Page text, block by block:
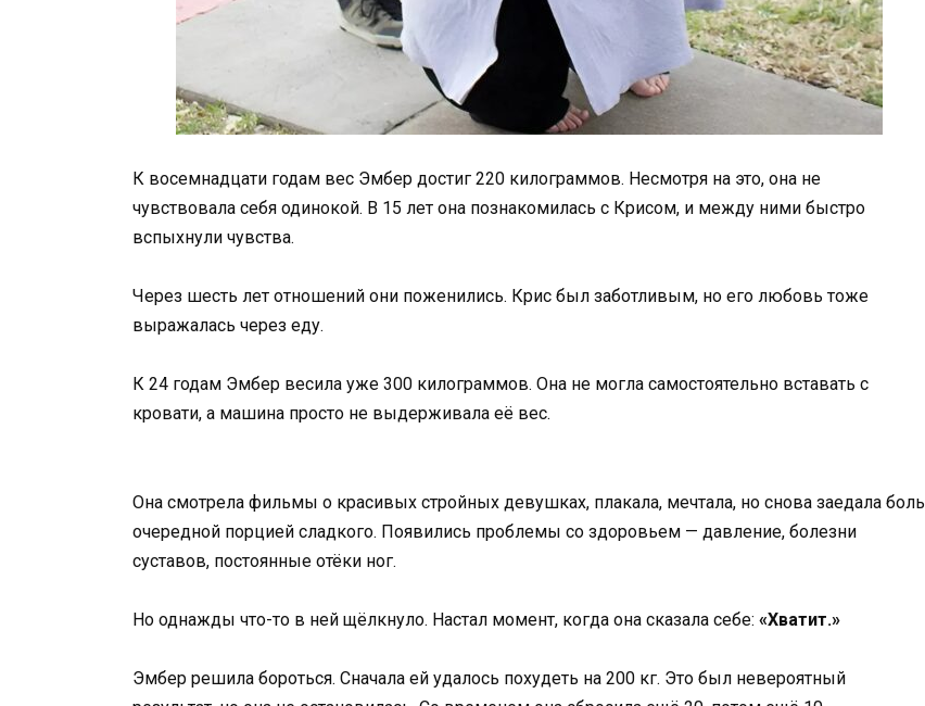
К восемнадцати годам вес Эмбер достиг 220 килограммов. Несмотря на это, она не
чувствовала себя одинокой. В 15 лет она познакомилась с Крисом, и между ними быстро
вспыхнули чувства.
Через шесть лет отношений они поженились. Крис был заботливым, но его любовь тоже
выражалась через еду.
К 24 годам Эмбер весила уже 300 килограммов. Она не могла самостоятельно вставать с
кровати, а машина просто не выдерживала её вес.
Она смотрела фильмы о красивых стройных девушках, плакала, мечтала, но снова заедала боль
очередной порцией сладкого. Появились проблемы со здоровьем — давление, болезни
суставов, постоянные отёки ног.
Но однажды что-то в ней щёлкнуло. Настал момент, когда она сказала себе: «Хватит.»
Эмбер решила бороться. Сначала ей удалось похудеть на 200 кг. Это был невероятный